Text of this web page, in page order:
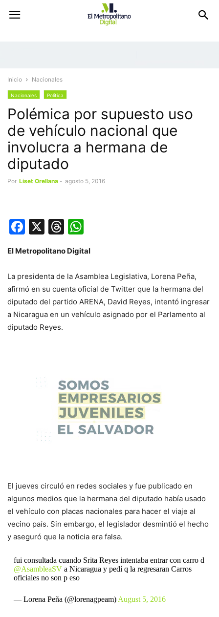
Inicio Nacionales
Nacionales Política
Polémica por supuesto uso
de vehículo nacional que
involucra a hermana de
diputado
Por Liset Orellana - agosto 5, 2016
Facebook
X Threads
El Metropolitano Digital
La presidenta de la Asamblea Legislativa, Lorena Peña,
afirmó en su cuenta oficial de Twitter que la hermana del
diputado del partido ARENA, David Reyes, intentó ingresar
a Nicaragua en un vehículo asignado por el Parlamento al
diputado Reyes.
El jueves circuló en redes sociales y fue publicado en
algunos medios que la hermana del diputado había usado
el vehículo con placas nacionales para hacer el viaje al
vecino país. Sin embargo, el legislador desmintió el hecho
y aseguró que la noticia era falsa.
fui consultada cuando Srita Reyes intentaba entrar con carro d
@AsambleaSVa Nicaragua y pedí q la regresaran Carros
oficiales no son p eso
— Lorena Peña (@lorenagpeam) August 5, 2016